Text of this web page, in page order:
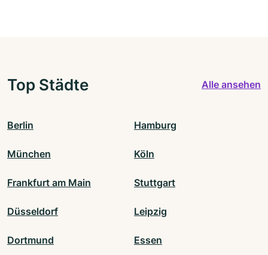
Top Städte Alle ansehen
Berlin Hamburg
München Köln
Frankfurt am Main Stuttgart
Düsseldorf Leipzig
Dortmund Essen